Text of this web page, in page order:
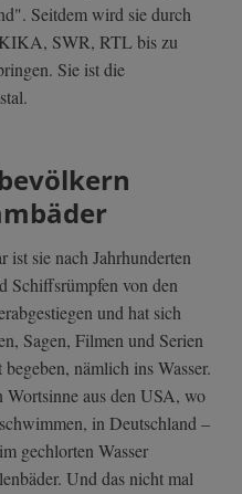
Seitdem wird sie durch
KIKA, SWR, RTL bis zu
Sie ist die
sie nach Jahrhunderten
Schiffsrümpfen von den
und hat sich
Sagen, Filmen und Serien
nämlich ins Wasser.
aus den USA, wo
in Deutschland –
gechlorten Wasser
Und das nicht mal